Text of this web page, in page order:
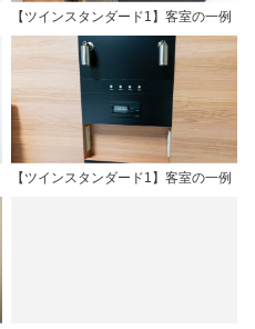
【ツインスタンダード1】客室の一例
【ツインスタンダード1】客室の一例